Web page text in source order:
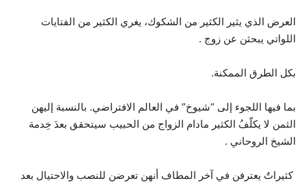
العرض الذي يثير الكثير من الشكوك، يغري الكثير من الفتايات
اللواتي يبحثن عن زوج .
بكل الطرق الممكنة.
بما فيها اللجوء إلى “شيوخ” في العالم الافتراضي. بالنسبة إليهن
الثمن لا يكلّفُ الكثير مادام الزواج من الحبيب سيتحقق بعدَ خِدمة
الشيخ الروحاني .
كثيراتٌ يعترفن في آخر المطاف أنهن تعرضن للنصب والاحتيال بعد